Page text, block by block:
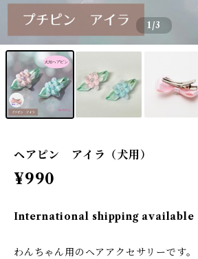
1/3
ヘアピン アイラ（犬用）
¥990
International shipping available
わんちゃん用のヘアアクセサリーです。